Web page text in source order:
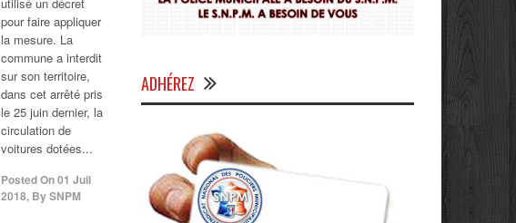
pour faire appliquer
la mesure. La
commune a interdit
sur son territoire,
dans cet arrêté pris
le 25 juin dernier, la
circulation de
voitures dotées...
Posted On01 Juil
2018, BySNPM
ADHÉREZ